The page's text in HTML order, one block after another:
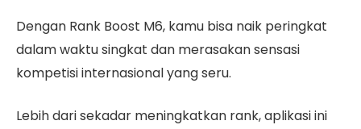
Dengan Rank Boost M6, kamu bisa naik peringkat
dalam waktu singkat dan merasakan sensasi
kompetisi internasional yang seru.
Lebih dari sekadar meningkatkan rank, aplikasi ini